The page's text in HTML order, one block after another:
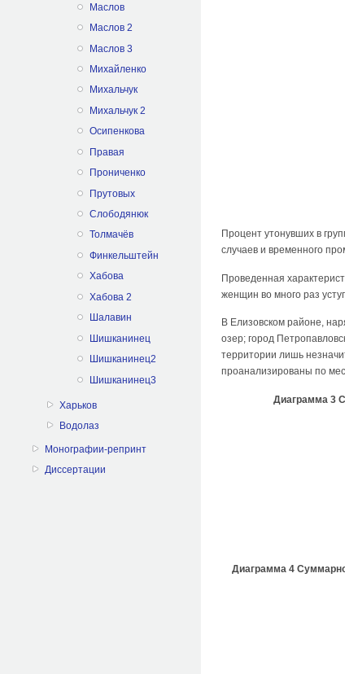
Маслов
Маслов 2
Маслов 3
Михайленко
Михальчук
Михальчук 2
Осипенкова
Правая
Прониченко
Прутовых
Слободянюк
Толмачёв
Финкельштейн
Хабова
Хабова 2
Шалавин
Шишканинец
Шишканинец2
Шишканинец3
Харьков
Водолаз
Монографии-репринт
Диссертации
Процент утонувших в
случаев и временного
Проведенная
женщин во много раз
В Елизовском районе,
озер; город
территории лишь
проанализированы по
Диаграмма 3
Диаграмма 4